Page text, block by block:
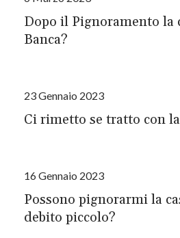
Dopo il Pignoramento la
Banca?
23 Gennaio 2023
Ci rimetto se tratto con
16 Gennaio 2023
Possono pignorarmi la
debito piccolo?